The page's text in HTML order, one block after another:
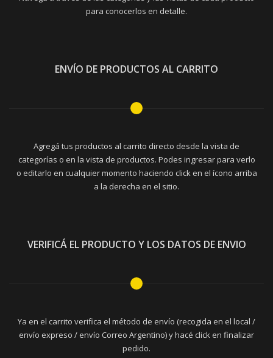
para conocerlos en detalle.
ENVÍO DE PRODUCTOS AL CARRITO
Agregá tus productos al carrito directo desde la vista de
categorías o en la vista de productos. Podes ingresar para verlo
o editarlo en cualquier momento haciendo click en el ícono arriba
a la derecha en el sitio.
VERIFICÁ EL PRODUCTO Y LOS DATOS DE ENVIO
Ya en el carrito verifica el método de envío (recogida en el local /
envío expreso / envío Correo Argentino) y hacé click en finalizar
pedido.